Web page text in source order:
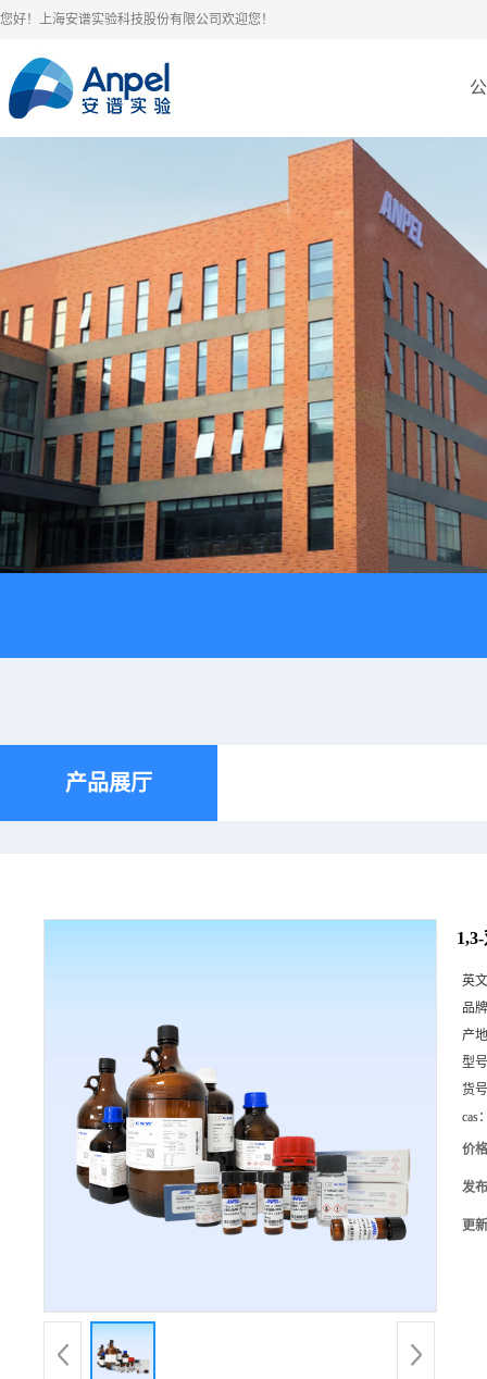
您好！上海安谱实验科技股份有限公司欢迎您！
产品展厅
英
品
产
型
货
cas
价
发
更